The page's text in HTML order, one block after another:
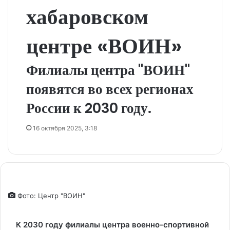
хабаровском
центре «ВОИН»
Филиалы центра "ВОИН"
появятся во всех регионах
России к 2030 году.
16 октября 2025, 3:18
Фото: Центр "ВОИН"
К 2030 году филиалы центра военно-спортивной